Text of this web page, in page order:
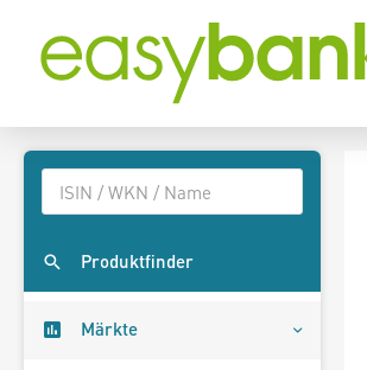
Produktfinder
Märkte